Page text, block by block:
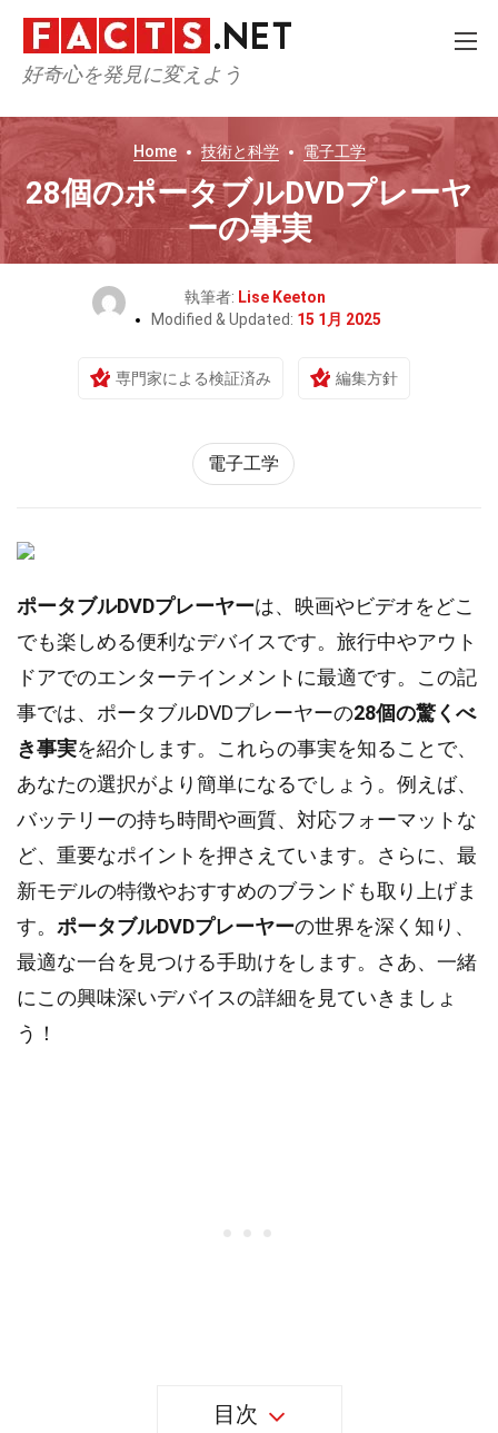
好奇心を発見に変えよう
Home 技術と科学 電子工学
28個のポータブルDVDプレーヤ
ーの事実
執筆者: Lise Keeton
Modified & Updated: 15 1月 2025
専門家による検証済み 編集方針
電子工学
ポータブルDVDプレーヤーは、映画やビデオをどこ
でも楽しめる便利なデバイスです。旅行中やアウト
ドアでのエンターテインメントに最適です。この記
事では、ポータブルDVDプレーヤーの28個の驚くべ
き事実を紹介します。これらの事実を知ることで、
あなたの選択がより簡単になるでしょう。例えば、
バッテリーの持ち時間や画質、対応フォーマットな
ど、重要なポイントを押さえています。さらに、最
新モデルの特徴やおすすめのブランドも取り上げま
す。 ポータブルDVDプレーヤーの世界を深く知り、
最適な一台を見つける手助けをします。さあ、一緒
にこの興味深いデバイスの詳細を見ていきましょ
う！
目次